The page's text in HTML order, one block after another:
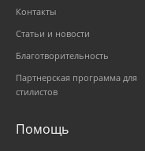
Контакты
Статьи и новости
Благотворительность
Партнерская программа для
стилистов
Помощь